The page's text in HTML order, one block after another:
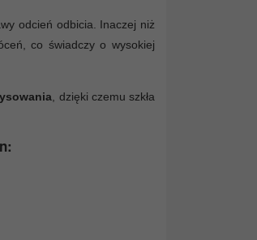
odcień odbicia. Inaczej niż
co świadczy o wysokiej
, dzięki czemu szkła